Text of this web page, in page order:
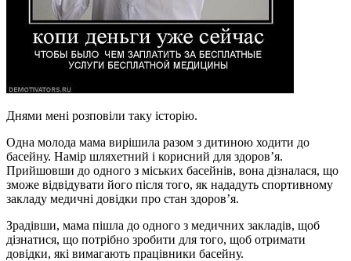
Днями мені розповіли таку історію.
Одна молода мама вирішила разом з дитиною ходити до
басейну. Намір шляхетний і корисний для здоров’я.
Прийшовши до одного з міських басейнів, вона дізналася, що
зможе відвідувати його після того, як нададуть спортивному
закладу медичні довідки про стан здоров’я.
Зрадівши, мама пішла до одного з медичних закладів, щоб
дізнатися, що потрібно зробити для того, щоб отримати
довідки, які вимагають працівники басейну.